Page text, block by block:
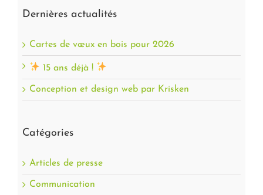
Dernières actualités
Cartes de vœux en bois pour 2026
15 ans déjà !
Conception et design web par Krisken
Catégories
Articles de presse
Communication